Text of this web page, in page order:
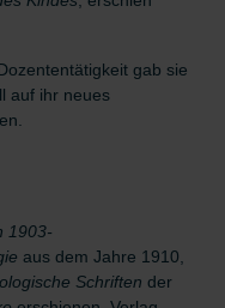
gab sie
auf ihr neues
1903-
aus dem Jahre 1910,
Schriften der